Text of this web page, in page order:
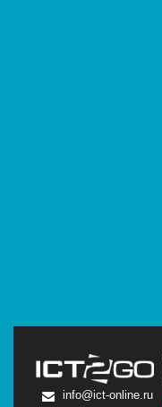
info@ict-online.ru